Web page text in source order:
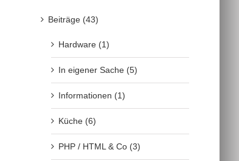
Beiträge (43)
Hardware (1)
In eigener Sache (5)
Informationen (1)
Küche (6)
PHP / HTML & Co (3)